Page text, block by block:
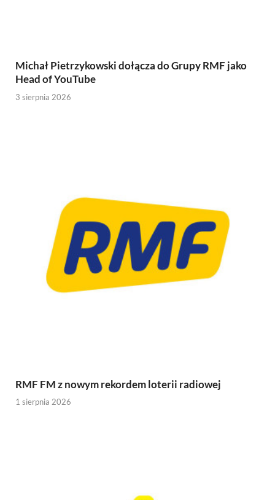
Michał Pietrzykowski dołącza do Grupy RMF jako
Head of YouTube
3 sierpnia 2026
RMF FM z nowym rekordem loterii radiowej
1 sierpnia 2026